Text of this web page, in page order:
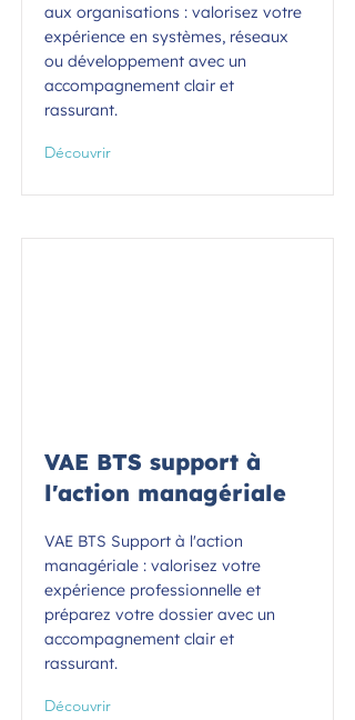
aux organisations : valorisez votre
expérience en systèmes, réseaux
ou développement avec un
accompagnement clair et
rassurant.
Découvrir
VAE BTS support à
l'action managériale
VAE BTS Support à l'action
managériale : valorisez votre
expérience professionnelle et
préparez votre dossier avec un
accompagnement clair et
rassurant.
Découvrir